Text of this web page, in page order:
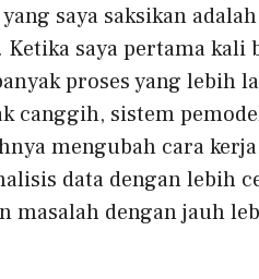
saya saksikan
saya pertama kali
proses yang lebih
canggih, sistem
mengubah cara
data dengan lebih
masalah dengan jauh